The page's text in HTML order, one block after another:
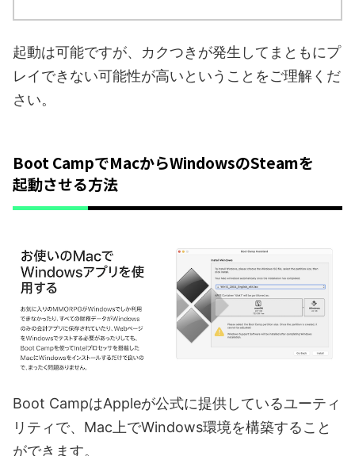
起動は可能ですが、カクつきが発生してまともにプ
レイできない可能性が高いということをご理解くだ
さい。
Boot CampでMacからWindowsのSteamを
起動させる方法
Boot CampはAppleが公式に提供しているユーティ
リティで、Mac上でWindows環境を構築すること
ができます。